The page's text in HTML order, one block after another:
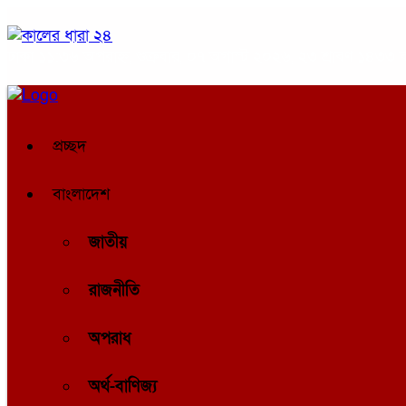
প্রচ্ছদ
বাংলাদেশ
জাতীয়
রাজনীতি
অপরাধ
অর্থ-বাণিজ্য